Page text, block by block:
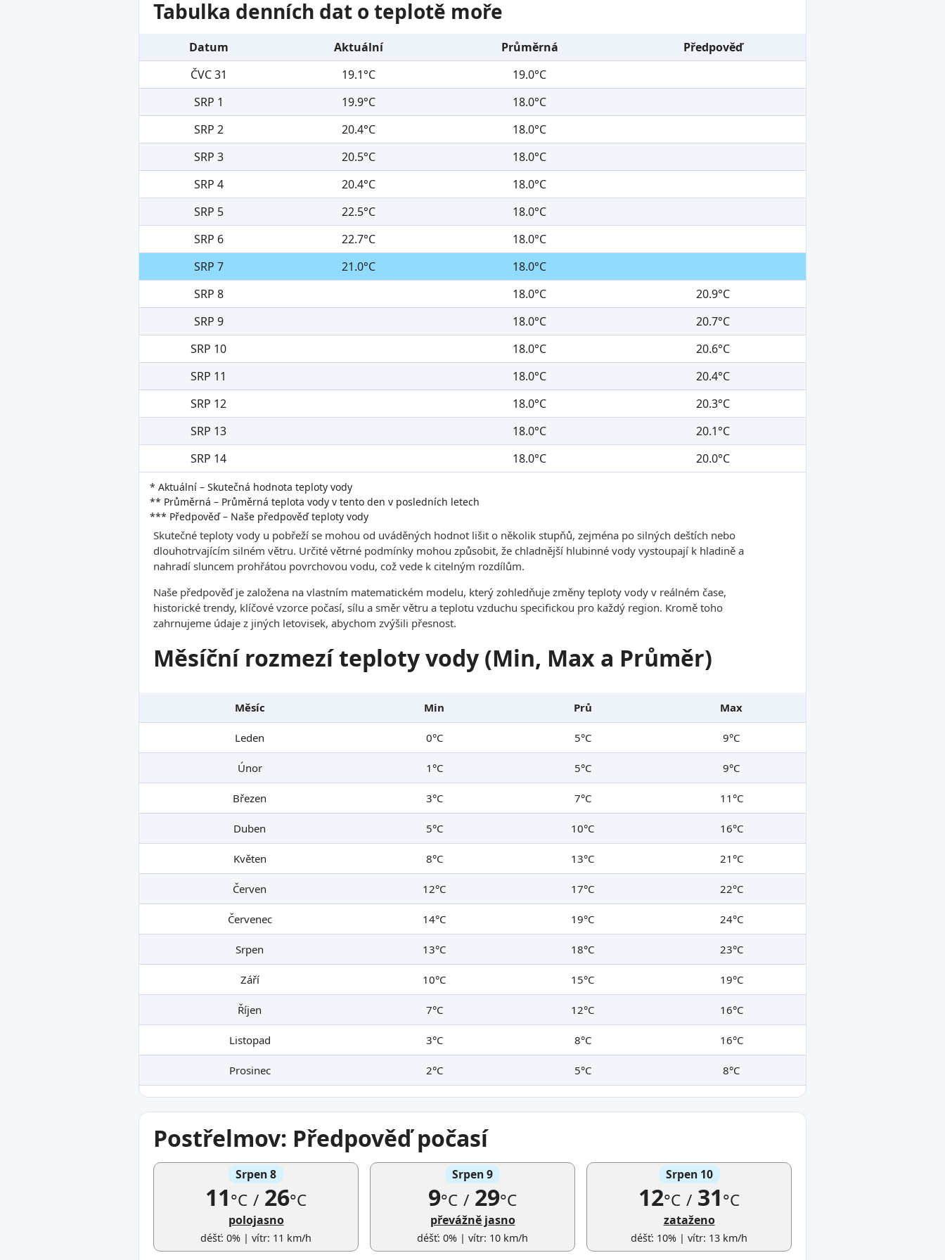
Tabulka denních dat o teplotě moře
Datum Aktuální Průměrná
Předpověď
ČVC 31
19.1°C
19.0°C
SRP 1
19.9°C
18.0°C
SRP 2
20.4°C
18.0°C
SRP 3
20.5°C
18.0°C
SRP 4
20.4°C
18.0°C
SRP 5
22.5°C
18.0°C
SRP 6
22.7°C
18.0°C
SRP 7
21.0°C
18.0°C
SRP 8
18.0°C
20.9°C
SRP 9
18.0°C
20.7°C
SRP 10
18.0°C
20.6°C
SRP 11
18.0°C
20.4°C
SRP 12
18.0°C
20.3°C
SRP 13
18.0°C
20.1°C
SRP 14
18.0°C 20.0°C
* Aktuální – Skutečná hodnota teploty vody
** Průměrná – Průměrná teplota vody v tento den v posledních letech
*** Předpověď – Naše předpověď teploty vody
Skutečné teploty vody u pobřeží se mohou od uváděných hodnot lišit o několik stupňů, zejména po silných deštích nebo
dlouhotrvajícím silném větru. Určité větrné podmínky mohou způsobit, že chladnější hlubinné vody vystoupají k hladině a
nahradí sluncem prohřátou povrchovou vodu, což vede k citelným rozdílům.
Naše předpověď je založena na vlastním matematickém modelu, který zohledňuje změny teploty vody v reálném čase,
historické trendy, klíčové vzorce počasí, sílu a směr větru a teplotu vzduchu specifickou pro každý region. Kromě toho
zahrnujeme údaje z jiných letovisek, abychom zvýšili přesnost.
Měsíční rozmezí teploty vody (Min, Max a Průměr)
Měsíc Min Prů Max
Leden 0°C 5°C 9°C
Únor 1°C 5°C 9°C
Březen 3°C 7°C 11°C
Duben 5°C 10°C 16°C
Květen 8°C 13°C 21°C
Červen 12°C 17°C 22°C
Červenec 14°C 19°C 24°C
Srpen 13°C 18°C 23°C
Září 10°C 15°C 19°C
Říjen 7°C 12°C 16°C
Listopad 3°C 8°C 16°C
Prosinec 2°C 5°C 8°C
Postřelmov: Předpověď počasí
Srpen 8
11°C / 26°C
polojasno
déšť: 0% | vítr: 11 km/h
Srpen 9
9°C / 29°C
převážně jasno
déšť: 0% | vítr: 10 km/h
Srpen 10
12°C / 31°C
zataženo
déšť: 10% | vítr: 13 km/h